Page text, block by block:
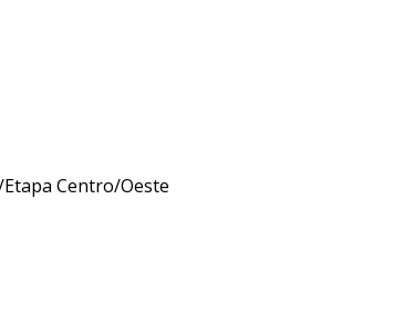
Etapa Centro/Oeste